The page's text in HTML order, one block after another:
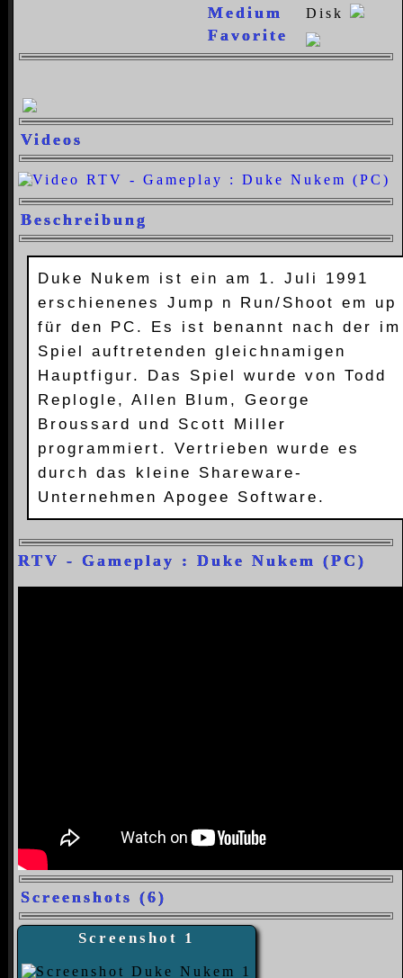
Medium Disk
Favorite
Videos
Beschreibung
Duke Nukem ist ein am 1. Juli 1991
erschienenes Jump n Run/Shoot em up
für den PC. Es ist benannt nach der im
Spiel auftretenden gleichnamigen
Hauptfigur. Das Spiel wurde von Todd
Replogle, Allen Blum, George
Broussard und Scott Miller
programmiert. Vertrieben wurde es
durch das kleine Shareware-
Unternehmen Apogee Software.
RTV - Gameplay : Duke Nukem (PC)
Screenshots (6)
Screenshot 1